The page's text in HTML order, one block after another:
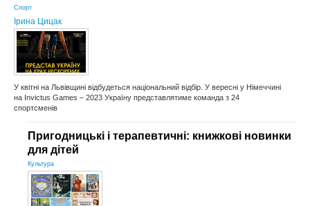
Спорт
Ірина Цицак
У квітні на Львівщині відбудеться національний відбір. У вересні у Німеччині
на Invictus Games – 2023 Україну представлятиме команда з 24
спортсменів
Пригодницькі і терапевтичні: книжкові новинки
для дітей
Культура